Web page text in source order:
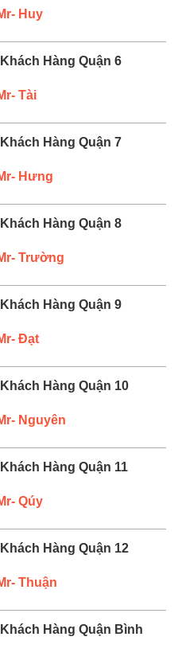
Huy
Hàng Quận 6
Tài
Hàng Quận 7
Hưng
Hàng Quận 8
Trường
Hàng Quận 9
Đạt
Hàng Quận 10
Nguyên
Hàng Quận 11
Qúy
Hàng Quận 12
Thuận
Hàng Quận Bình